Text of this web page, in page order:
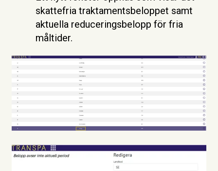
skattefria traktamentsbeloppet samt
aktuella reduceringsbelopp för fria
måltider.